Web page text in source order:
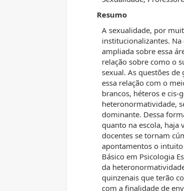
Resumo
A sexualidade, por
institucionalizantes.
ampliada sobre essa
relação sobre como o
sexual. As questões
essa relação com o
brancos, héteros e cis-
heteronormatividade,
dominante. Dessa
quanto na escola, haja
docentes se tornam
apontamentos o
Básico em Psicologia
da
quinzenais que terão
com a finalidade de